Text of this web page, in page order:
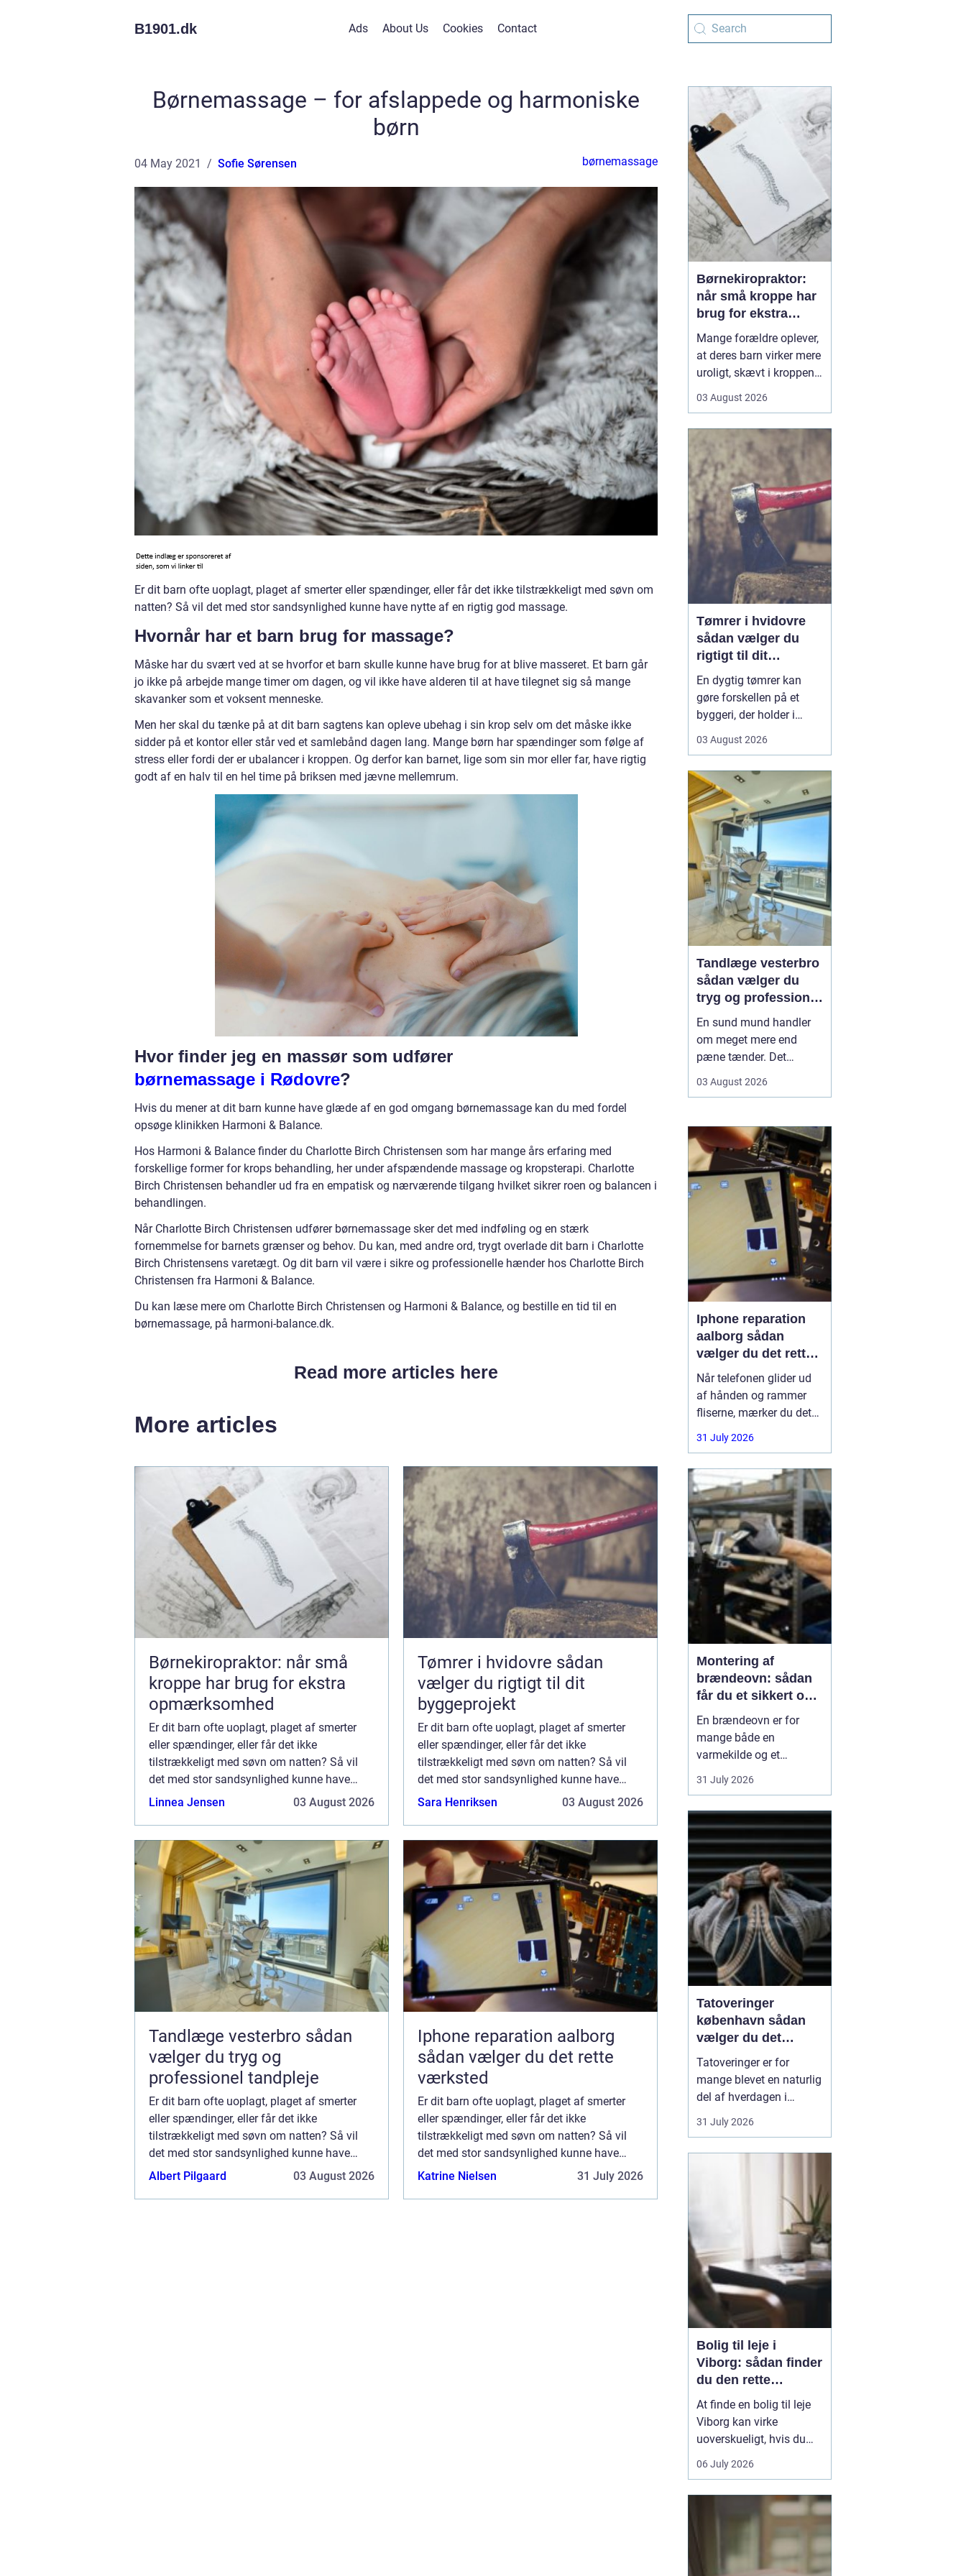
B1901.dk Ads About Us Cookies Contact
Børnemassage – for afslappede og harmoniske
børn
04 May 2021 Sofie Sørensen børnemassage
Er dit barn ofte uoplagt, plaget af smerter eller spændinger, eller får det ikke tilstrækkeligt med søvn om
natten? Så vil det med stor sandsynlighed kunne have nytte af en rigtig god massage.
Hvornår har et barn brug for massage?
Måske har du svært ved at se hvorfor et barn skulle kunne have brug for at blive masseret. Et barn går
jo ikke på arbejde mange timer om dagen, og vil ikke have alderen til at have tilegnet sig så mange
skavanker som et voksent menneske.
Men her skal du tænke på at dit barn sagtens kan opleve ubehag i sin krop selv om det måske ikke
sidder på et kontor eller står ved et samlebånd dagen lang. Mange børn har spændinger som følge af
stress eller fordi der er ubalancer i kroppen. Og derfor kan barnet, lige som sin mor eller far, have rigtig
godt af en halv til en hel time på briksen med jævne mellemrum.
Hvor finder jeg en massør som udfører
børnemassage i Rødovre?
Hvis du mener at dit barn kunne have glæde af en god omgang børnemassage kan du med fordel
opsøge klinikken Harmoni & Balance.
Hos Harmoni & Balance finder du Charlotte Birch Christensen som har mange års erfaring med
forskellige former for krops behandling, her under afspændende massage og kropsterapi. Charlotte
Birch Christensen behandler ud fra en empatisk og nærværende tilgang hvilket sikrer roen og balancen i
behandlingen.
Når Charlotte Birch Christensen udfører børnemassage sker det med indføling og en stærk
fornemmelse for barnets grænser og behov. Du kan, med andre ord, trygt overlade dit barn i Charlotte
Birch Christensens varetægt. Og dit barn vil være i sikre og professionelle hænder hos Charlotte Birch
Christensen fra Harmoni & Balance.
Du kan læse mere om Charlotte Birch Christensen og Harmoni & Balance, og bestille en tid til en
børnemassage, på harmoni-balance.dk.
Read more articles here
More articles
Børnekiropraktor: når små
kroppe har brug for ekstra
opmærksomhed
Er dit barn ofte uoplagt, plaget af smerter
eller spændinger, eller får det ikke
tilstrækkeligt med søvn om natten? Så vil
det med stor sandsynlighed kunne have
nytte af en rigtig god massage. Hvornår har
Linnea Jensen 03 August 2026
Tømrer i hvidovre sådan
vælger du rigtigt til dit
byggeprojekt
Er dit barn ofte uoplagt, plaget af smerter
eller spændinger, eller får det ikke
tilstrækkeligt med søvn om natten? Så vil
det med stor sandsynlighed kunne have
nytte af en rigtig god massage. Hvornår har
Sara Henriksen 03 August 2026
Tandlæge vesterbro sådan
vælger du tryg og
professionel tandpleje
Er dit barn ofte uoplagt, plaget af smerter
eller spændinger, eller får det ikke
tilstrækkeligt med søvn om natten? Så vil
det med stor sandsynlighed kunne have
nytte af en rigtig god massage. Hvornår har
Albert Pilgaard 03 August 2026
Iphone reparation aalborg
sådan vælger du det rette
værksted
Er dit barn ofte uoplagt, plaget af smerter
eller spændinger, eller får det ikke
tilstrækkeligt med søvn om natten? Så vil
det med stor sandsynlighed kunne have
nytte af en rigtig god massage. Hvornår har
Katrine Nielsen 31 July 2026
Børnekiropraktor:
når små kroppe har
brug for ekstra
opmærksomhed
Mange forældre oplever,
at deres barn virker mere
uroligt, skævt i kroppen
uden at der er en klar
børnekiropraktor være en
mulighed. En kiropraktor
med særlig erfaring i...
03 August 2026
Tømrer i hvidovre
sådan vælger du
rigtigt til dit
byggeprojekt
En dygtig tømrer kan
gøre forskellen på et
byggeri, der holder i
giver dig problemer igen
efter en tømrer i
Hvidovre, handler det
derfor ikke kun om pris.
Det handler om kvalitet,
tryghed og gode løsni...
03 August 2026
Tandlæge vesterbro
sådan vælger du
tryg og professionel
tandpleje
En sund mund handler
om meget mere end
pæne tænder. Det
hverdag, din selvtillid og
duleder efter tandlæge
vesterbro, møder du
derfor mange
valgmuligheder m...
03 August 2026
Iphone reparation
aalborg sådan
vælger du det rette
værksted
Når telefonen glider ud
af hånden og rammer
fliserne, mærker du det
med det samme.
Skærmen splintrer, lyden
står af midt på dagen.
For mange i Aalborg er
mobilen helt central i
både arbejde, studie og
hverdag. Derfor
31 July 2026
Montering af
brændeovn: sådan
får du et sikkert og
smukt resultat
En brændeovn er for
mange både en
varmekilde og et
samlingspunkt i
hjemmet. Flammerne
mærkes i hele rummet.
Men montering af
brændeovn er ikke noget,
man bør kaste sig ud i
uden viden og
planl&ae...
31 July 2026
Tatoveringer
københavn sådan
vælger du det
rigtige studie
Tatoveringer er for
mange blevet en naturlig
del af hverdagen i
København. Byen er fyldt
med dygtige artister,
spænder vidt. Når man
31 July 2026
Bolig til leje i
Viborg: sådan finder
du den rette
lejlighed
At finde en bolig til leje
Viborg kan virke
uoverskueligt, hvis du
ikke kender byen eller det
lokale boligmarked. Der
priserne varierer, og
områderne har hver
deres særpræg. Med en
klar plan, lidt viden om
06 July 2026